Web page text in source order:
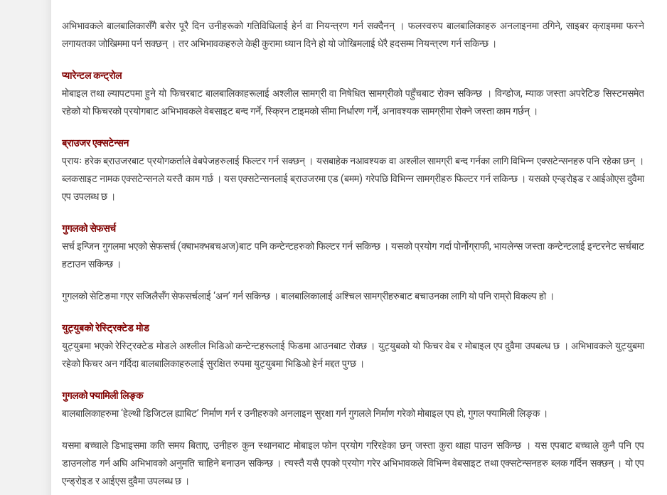
अभिभावकले बालबालिकासँगै बसेर पूरै दिन उनीहरूको गतिविधिलाई हेर्न वा नियन्त्रण गर्न सक्दैनन् । फलस्वरुप बालबालिकाहरु अनलाइनमा ठगिने, साइबर क्राइममा फस्ने
लगायतका जोखिममा पर्न सक्छन् । तर अभिभावकहरुले केही कुरामा ध्यान दिने हो यो जोखिमलाई धेरै हदसम्म नियन्त्रण गर्न सकिन्छ ।
प्यारेन्टल कन्ट्रोल
मोबाइल तथा ल्यापटपमा हुने यो फिचरबाट बालबालिकाहरूलाई अश्लील सामग्री वा निषेधित सामग्रीको पहुँचबाट रोक्न सकिन्छ । विन्डोज, म्याक जस्ता अपरेटिङ सिस्टमसमेत
रहेको यो फिचरको प्रयोगबाट अभिभावकले वेबसाइट बन्द गर्ने, स्क्रिन टाइमको सीमा निर्धारण गर्ने, अनावश्यक सामग्रीमा रोक्ने जस्ता काम गर्छन् ।
ब्राउजर एक्सटेन्सन
प्रायः हरेक ब्राउजरबाट प्रयोगकर्ताले वेबपेजहरुलाई फिल्टर गर्न सक्छन् । यसबाहेक नआवश्यक वा अश्लील सामग्री बन्द गर्नका लागि विभिन्न एक्सटेन्सनहरु पनि रहेका छन् ।
ब्लकसाइट नामक एक्सटेन्सनले यस्तै काम गर्छ । यस एक्सटेन्सनलाई ब्राउजरमा एड (बमम) गरेपछि विभिन्न सामग्रीहरु फिल्टर गर्न सकिन्छ । यसको एन्ड्रोइड र आईओएस दुवैमा
एप उपलब्ध छ ।
गुगलको सेफसर्च
सर्च इन्जिन गुगलमा भएको सेफसर्च (क्बाभक्भबचअज)बाट पनि कन्टेन्टहरुको फिल्टर गर्न सकिन्छ । यसको प्रयोग गर्दा पोर्नोग्राफी, भायलेन्स जस्ता कन्टेन्टलाई इन्टरनेट सर्चबाट
हटाउन सकिन्छ ।
गुगलको सेटिङमा गएर सजिलैसँग सेफसर्चलाई ‘अन’ गर्न सकिन्छ । बालबालिकालाई अश्चिल सामग्रीहरुबाट बचाउनका लागि यो पनि राम्रो विकल्प हो ।
युट्युबको रेस्ट्रिक्टेड मोड
युट्युबमा भएको रेस्ट्रिक्टेड मोडले अश्लील भिडिओ कन्टेन्टहरूलाई फिडमा आउनबाट रोक्छ । युट्युबको यो फिचर वेब र मोबाइल एप दुवैमा उपबल्ध छ । अभिभावकले युट्युबमा
रहेको फिचर अन गर्दिदा बालबालिकाहरुलाई सुरक्षित रुपमा युट्युबमा भिडिओ हेर्न मद्दत पुग्छ ।
गुगलको फ्यामिली लिङ्क
बालबालिकाहरुमा ‘हेल्थी डिजिटल ह्याबिट’ निर्माण गर्न र उनीहरुको अनलाइन सुरक्षा गर्न गुगलले निर्माण गरेको मोबाइल एप हो, गुगल फ्यामिली लिङ्क ।
यसमा बच्चाले डिभाइसमा कति समय बिताए, उनीहरु कुन स्थानबाट मोबाइल फोन प्रयोग गरिरहेका छन् जस्ता कुरा थाहा पाउन सकिन्छ । यस एपबाट बच्चाले कुनै पनि एप
डाउनलोड गर्न अघि अभिभावको अनुमति चाहिने बनाउन सकिन्छ । त्यस्तै यसै एपको प्रयोग गरेर अभिभावकले विभिन्न वेबसाइट तथा एक्सटेन्सनहरु ब्लक गर्दिन सक्छन् । यो एप
एन्ड्रोइड र आईएस दुवैमा उपलब्ध छ ।